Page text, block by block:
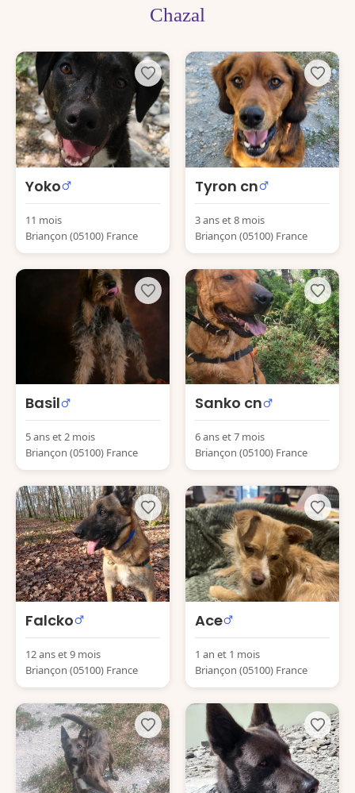
Chazal
Yoko
11 mois
Briançon (05100) France
Tyron cn
3 ans et 8 mois
Briançon (05100) France
Basil
5 ans et 2 mois
Briançon (05100) France
Sanko cn
6 ans et 7 mois
Briançon (05100) France
Falcko
12 ans et 9 mois
Briançon (05100) France
Ace
1 an et 1 mois
Briançon (05100) France